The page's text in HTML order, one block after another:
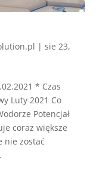
| sie 23,
* Czas
Luty 2021 Co
Potencjał
coraz większe
nie zostać